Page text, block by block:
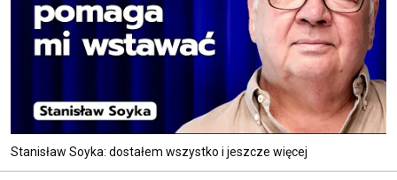
Stanisław Soyka: dostałem wszystko i jeszcze więcej